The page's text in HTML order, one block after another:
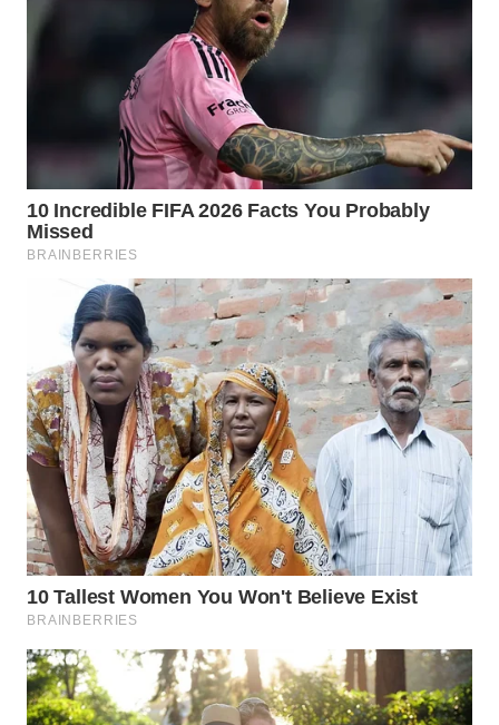
SIMALUNGUN
WN
LABUHANBATU
WN
TAPANULI
TENGAH
WN DELI
SERDANG
WN
TEBING
TINGGI
WN
PAKPAK
WN
KARAWANG